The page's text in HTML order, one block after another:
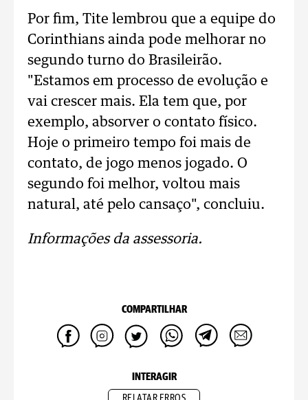
Por fim, Tite lembrou que a equipe do
Corinthians ainda pode melhorar no
segundo turno do Brasileirão.
"Estamos em processo de evolução e
vai crescer mais. Ela tem que, por
exemplo, absorver o contato físico.
Hoje o primeiro tempo foi mais de
contato, de jogo menos jogado. O
segundo foi melhor, voltou mais
natural, até pelo cansaço", concluiu.
Informações da assessoria.
COMPARTILHAR
INTERAGIR